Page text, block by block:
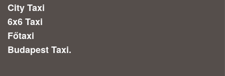
City Taxi
6x6 Taxi
Főtaxi
Budapest Taxi.